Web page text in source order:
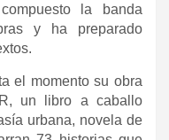
la banda
y ha preparado
el momento su obra
un libro a caballo
urbana, novela de